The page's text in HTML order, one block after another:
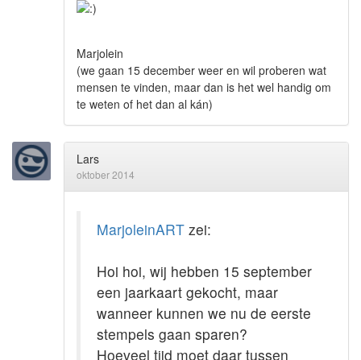
Marjolein
(we gaan 15 december weer en wil proberen wat
mensen te vinden, maar dan is het wel handig om
te weten of het dan al kán)
Lars
oktober 2014
MarjoleinART zei:
Hoi hoi, wij hebben 15 september
een jaarkaart gekocht, maar
wanneer kunnen we nu de eerste
stempels gaan sparen?
Hoeveel tijd moet daar tussen